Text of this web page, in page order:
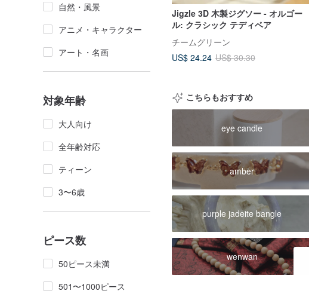
自然・風景
アニメ・キャラクター
アート・名画
対象年齢
大人向け
全年齢対応
ティーン
3〜6歳
ピース数
50ピース未満
501〜1000ピース
Jigzle 3D 木製ジグソー - オルゴー
ル: クラシック テディベア
チームグリーン
US$ 24.24 US$ 30.30
こちらもおすすめ
eye candle
amber
purple jadeite bangle
wenwan